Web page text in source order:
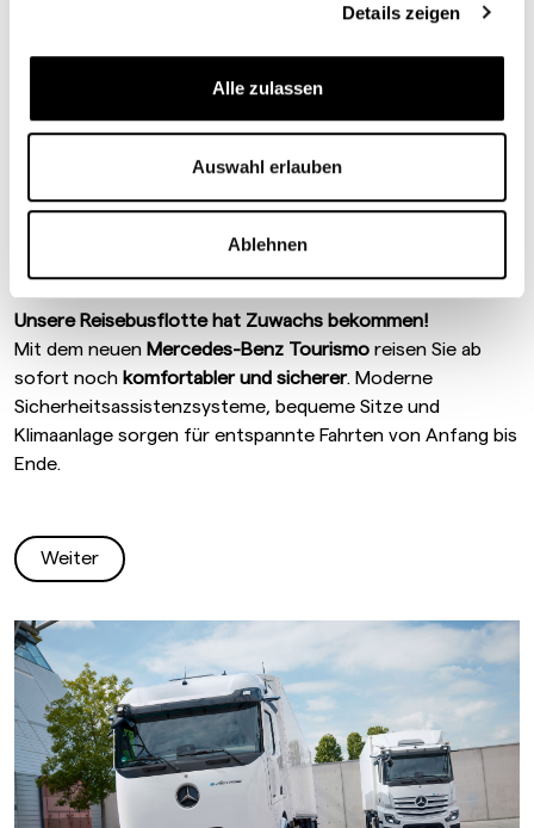
Details zeigen
Alle zulassen
Auswahl erlauben
Ablehnen
AKTUELLES
UNSERE REISEBUSFLOTTE
HAT ZUWACHS BEKOMMEN!
Unsere Reisebusflotte hat Zuwachs bekommen!
Mit dem neuen Mercedes-Benz Tourismo reisen Sie ab
sofort noch komfortabler und sicherer. Moderne
Sicherheitsassistenzsysteme, bequeme Sitze und
Klimaanlage sorgen für entspannte Fahrten von Anfang bis
Ende.
Weiter